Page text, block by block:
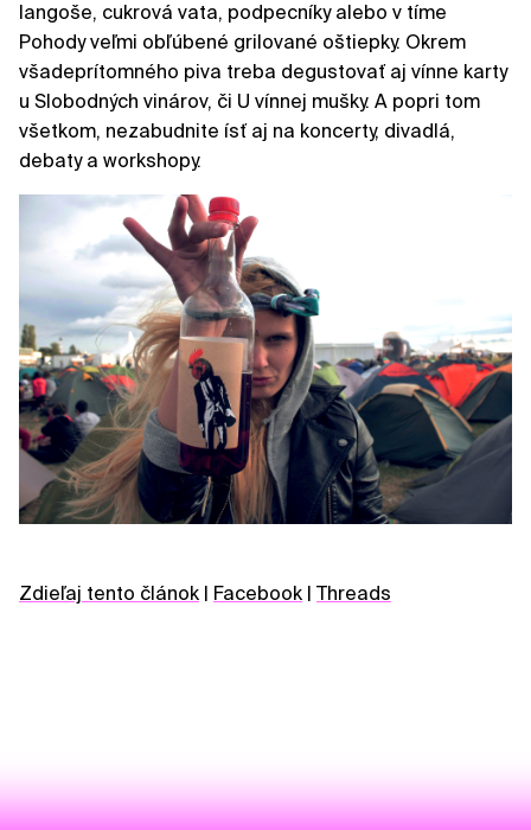
langoše, cukrová vata, podpecníky alebo v tíme
Pohody veľmi obľúbené grilované oštiepky. Okrem
všadeprítomného piva treba degustovať aj vínne karty
u Slobodných vinárov, či U vínnej mušky. A popri tom
všetkom, nezabudnite ísť aj na koncerty, divadlá,
debaty a workshopy.
Zdieľaj tento článok | Facebook | Threads